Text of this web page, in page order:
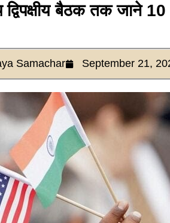
बैठक तक जाने
Samachar September 21,